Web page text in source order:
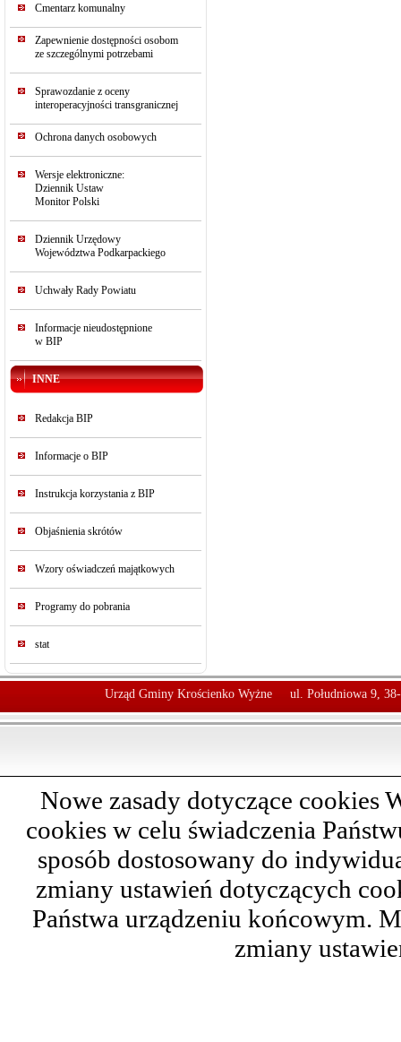
Cmentarz komunalny
Zapewnienie dostępności osobom
ze szczególnymi potrzebami
Sprawozdanie z oceny
interoperacyjności transgranicznej
Ochrona danych osobowych
Wersje elektroniczne:
Dziennik Ustaw
Monitor Polski
Dziennik Urzędowy
Województwa Podkarpackiego
Uchwały Rady Powiatu
Informacje nieudostępnione
w BIP
INNE
Redakcja BIP
Informacje o BIP
Instrukcja korzystania z BIP
Objaśnienia skrótów
Wzory oświadczeń majątkowych
Programy do pobrania
stat
Urząd Gminy Krościenko Wyżne ul. Południowa 9,
Nowe zasady dotyczące cookies
cookies w celu świadczenia
sposób dostosowany do
zmiany ustawień dotyczących
Państwa urządzeniu końcowym.
zmiany